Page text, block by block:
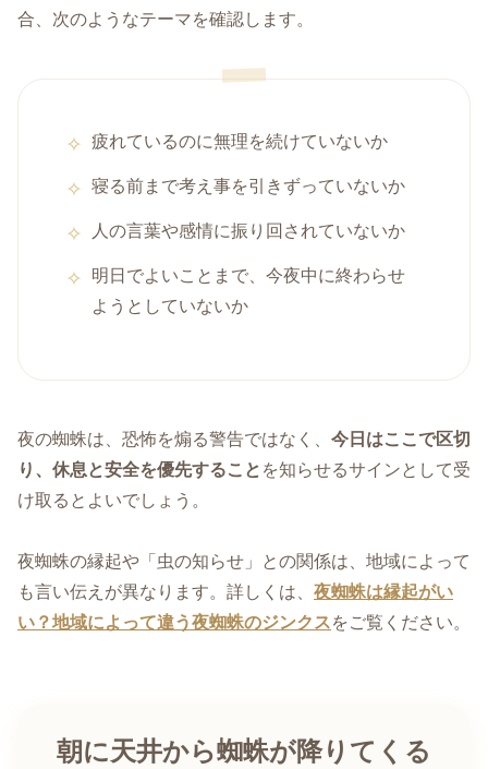
合、次のようなテーマを確認します。
疲れているのに無理を続けていないか
寝る前まで考え事を引きずっていないか
人の言葉や感情に振り回されていないか
明日でよいことまで、今夜中に終わらせ
ようとしていないか
夜の蜘蛛は、恐怖を煽る警告ではなく、 今日はここで区切
り、休息と安全を優先すること を知らせるサインとして受
け取るとよいでしょう。
夜蜘蛛の縁起や「虫の知らせ」との関係は、地域によって
も言い伝えが異なります。詳しくは、 夜蜘蛛は縁起がい
い？地域によって違う夜蜘蛛のジンクスをご覧ください。
朝に天井から蜘蛛が降りてくる